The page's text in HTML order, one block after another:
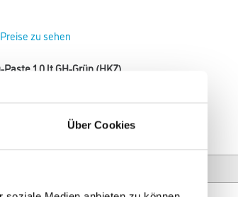
Über Cookies
zu sehen
1,0 lt GH-Grün (HKZ)